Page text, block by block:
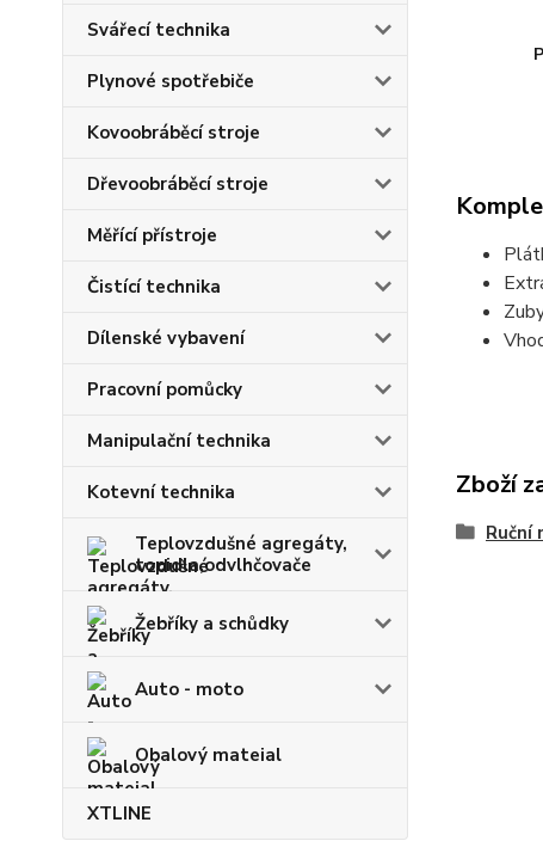
Svářecí technika
Plynové spotřebiče
Kovoobráběcí stroje
Dřevoobráběcí stroje
Měřící přístroje
Čistící technika
Dílenské vybavení
Pracovní pomůcky
Manipulační technika
Kotevní technika
Teplovzdušné agregáty,
topidla,odvlhčovače
Žebříky a schůdky
Auto - moto
Obalový mateial
XTLINE
Zboží
Ruční